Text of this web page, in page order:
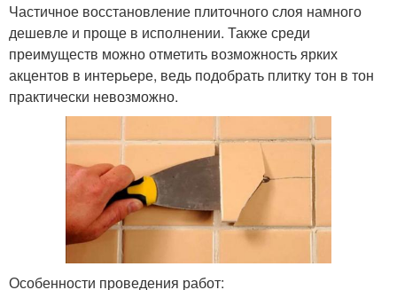
Частичное восстановление плиточного слоя намного
дешевле и проще в исполнении. Также среди
преимуществ можно отметить возможность ярких
акцентов в интерьере, ведь подобрать плитку тон в тон
практически невозможно.
Особенности проведения работ: